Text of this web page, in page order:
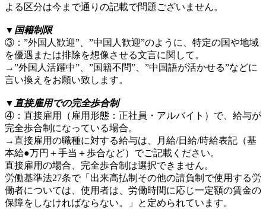
よる区分は今まで通りの記載で問題ございません。
▼国籍制限
③：”外国人歓迎”、”中国人歓迎”のように、特定の国や地域
を優遇または排除を想像させる文言に関して。
→”外国人活躍中”、”国籍不問”、”中国語が活かせる”などに
言い換えをお願い致します。
▼直接雇用での完全歩合制
④：直接雇用（雇用形態：正社員・アルバイト）で、給与が
完全歩合制になっている場合。
→直接雇用の職種に対する給与は、月給/日給/時給表記（基
本給●万円＋手当＋歩合など）でご記載ください。
直接雇用の場合、完全歩合制は選択できません。
労働基準法27条で「出来高払制その他の請負制で使用する労
働者については、使用者は、労働時間に応じ一定額の賃金の
保障をしなければならない。」と定められています。